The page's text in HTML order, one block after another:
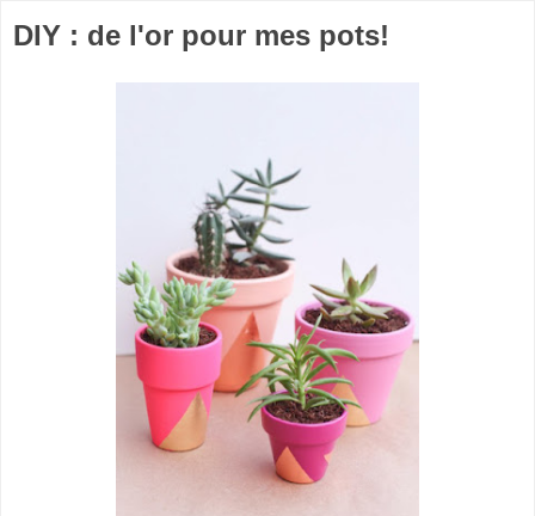
DIY : de l'or pour mes pots!